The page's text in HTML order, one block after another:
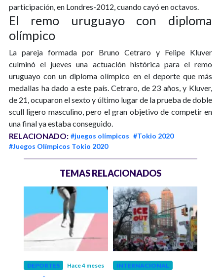
participación, en Londres-2012, cuando cayó en octavos.
El remo uruguayo con diploma
olímpico
La pareja formada por Bruno Cetraro y Felipe Kluver
culminó el jueves una actuación histórica para el remo
uruguayo con un diploma olímpico en el deporte que más
medallas ha dado a este país. Cetraro, de 23 años, y Kluver,
de 21, ocuparon el sexto y último lugar de la prueba de doble
scull ligero masculino, pero el gran objetivo de competir en
una final ya estaba conseguido.
RELACIONADO: #juegos olímpicos #Tokio 2020
#Juegos Olímpicos Tokio 2020
TEMAS RELACIONADOS
DEPORTES Hace 4 meses INTERNACIONAL